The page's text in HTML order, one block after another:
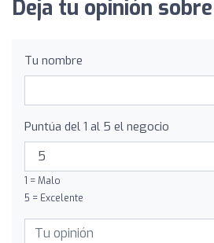
Deja tu opinión
Tu nombre
Puntúa del 1 al 5 el negocio
1 = Malo
5 = Excelente